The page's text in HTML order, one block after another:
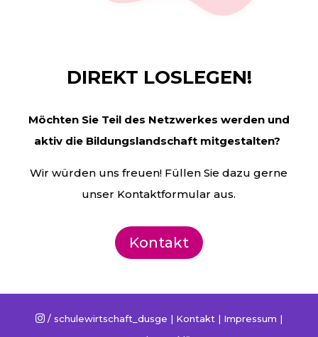
DIREKT LOSLEGEN!
Möchten Sie Teil des Netzwerkes werden und
aktiv die Bildungslandschaft mitgestalten?
Wir würden uns freuen! Füllen Sie dazu gerne
unser Kontaktformular aus.
Kontakt
 / schulewirtschaft_dusge | Kontakt | Impressum |